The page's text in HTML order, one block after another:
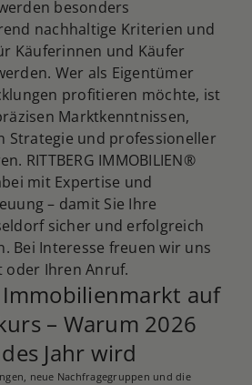
besonders
nachhaltige Kriterien und
Käuferinnen und Käufer
Wer als Eigentümer
profitieren möchte, ist
Marktkenntnissen,
Strategie und professioneller
RITTBERG IMMOBILIEN®
mit Expertise und
– damit Sie Ihre
sicher und erfolgreich
Bei Interesse freuen wir uns
oder Ihren Anruf.
auf
– Warum 2026
Jahr wird
neue Nachfragegruppen und die